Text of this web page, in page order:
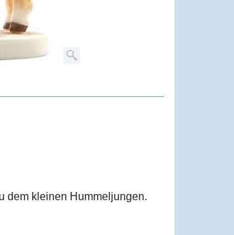
dem kleinen Hummeljungen.